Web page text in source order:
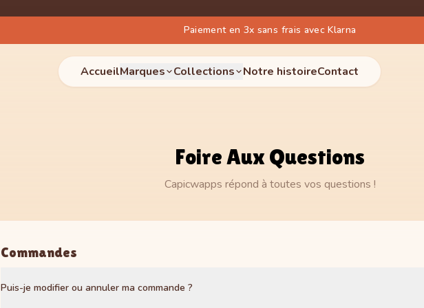
Paiement en 3x sans frais avec Klarna
AccueilMarques Collections Notre histoireContact
Foire Aux Questions
Capicwapps répond à toutes vos questions !
Commandes
Puis-je modifier ou annuler ma commande ?